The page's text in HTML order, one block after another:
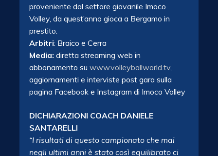
proveniente dal settore giovanile Imoco
Volley, da quest’anno gioca a Bergamo in
prestito.
Arbitri: Braico e Cerra
Media: diretta streaming web in
abbonamento su www.volleyballworld.tv,
aggiornamenti e interviste post gara sulla
pagina Facebook e Instagram di Imoco Volley
DICHIARAZIONI COACH DANIELE
SANTARELLI
“I risultati di questo campionato che mai
negli ultimi anni è stato così equilibrato ci